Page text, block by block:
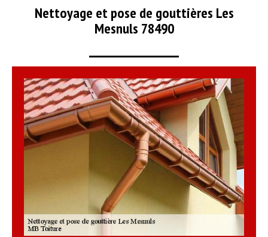
Nettoyage et pose de gouttières Les
Mesnuls 78490